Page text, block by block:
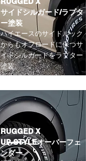
サイドシルガード/ラプタ
ー塗装
ハイエースのサイドルック
からもオフロードに保つサ
イドシルガードをラプター
塗装。
RUGGED X
UP-STYLEオーバーフェ
ンダー